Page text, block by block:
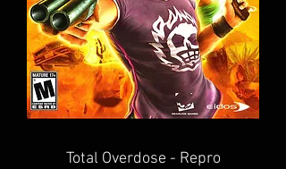
Total Overdose - Repro